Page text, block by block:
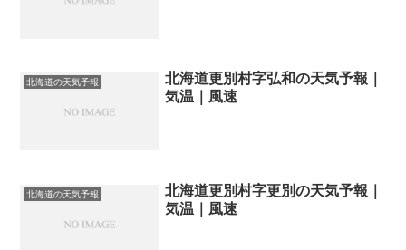
北海道の天気予報
北海道更別村字弘和の天気予報｜
気温｜風速
北海道の天気予報
北海道更別村字更別の天気予報｜
気温｜風速